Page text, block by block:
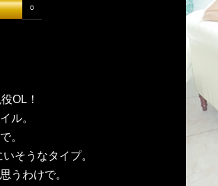
○
OL！
ル。
。
そうなタイプ。
うわけで。